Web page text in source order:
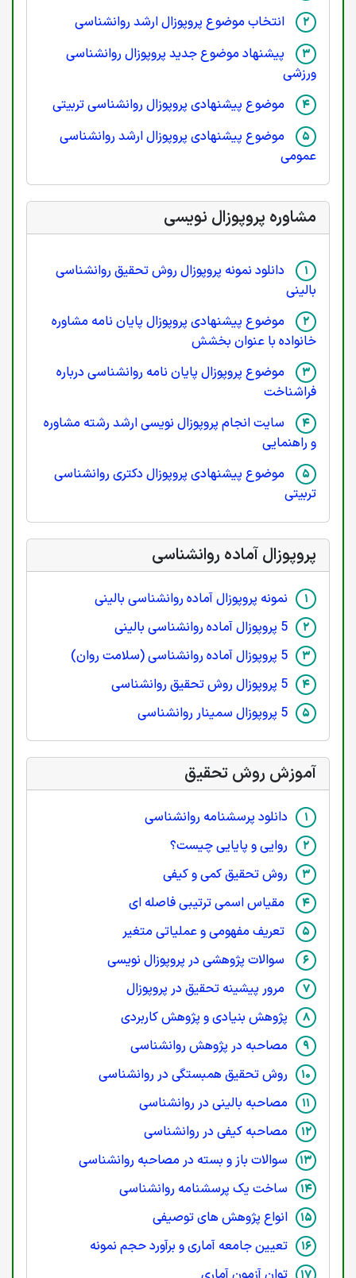
انتخاب موضوع پروپوزال ارشد روانشناسی
پیشنهاد موضوع جدید پروپوزال روانشناسی
ورزشی
موضوع پیشنهادی پروپوزال روانشناسی تربیتی
موضوع پیشنهادی پروپوزال ارشد روانشناسی
عمومی
مشاوره پروپوزال نویسی
دانلود نمونه پروپوزال روش تحقیق روانشناسی
بالینی
موضوع پیشنهادی پروپوزال پایان نامه مشاوره
خانواده با عنوان بخشش
موضوع پروپوزال پایان نامه روانشناسی درباره
فراشناخت
سایت انجام پروپوزال نویسی ارشد رشته مشاوره
و راهنمایی
موضوع پیشنهادی پروپوزال دکتری روانشناسی
تربیتی
پروپوزال آماده روانشناسی
نمونه پروپوزال آماده روانشناسی بالینی
5 پروپوزال آماده روانشناسی بالینی
5 پروپوزال آماده روانشناسی (سلامت روان)
5 پروپوزال روش تحقیق روانشناسی
5 پروپوزال سمینار روانشناسی
آموزش روش تحقیق
دانلود پرسشنامه روانشناسی
روایی و پایایی چیست؟
روش تحقیق کمی و کیفی
مقیاس اسمی ترتیبی فاصله ای
تعریف مفهومی و عملیاتی متغیر
سوالات پژوهشی در پروپوزال نویسی
مرور پیشینه تحقیق در پروپوزال
پژوهش بنیادی و پژوهش کاربردی
مصاحبه در پژوهش روانشناسی
روش تحقیق همبستگی در روانشناسی
مصاحبه بالینی در روانشناسی
مصاحبه کیفی در روانشناسی
سوالات باز و بسته در مصاحبه روانشناسی
ساخت یک پرسشنامه روانشناسی
انواع پژوهش های توصیفی
تعیین جامعه آماری و برآورد حجم نمونه